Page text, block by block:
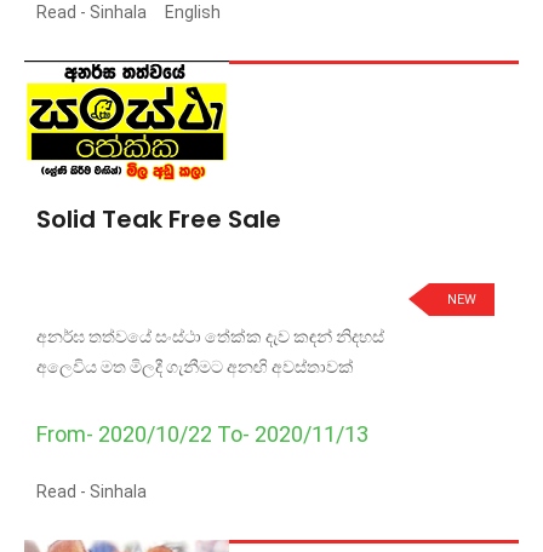
Read - Sinhala English
Solid Teak Free Sale
NEW
අනර්ඝ තත්වයේ සංස්ථා තේක්ක දැව කඳන් නිදහස්
අලෙවිය මත මිලදී ගැනීමට අනඟි අවස්තාවක්
From- 2020/10/22 To- 2020/11/13
Read - Sinhala